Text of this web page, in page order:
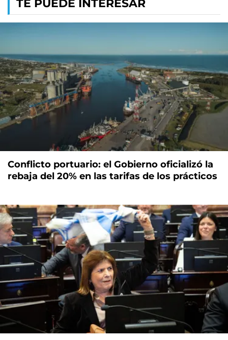
TE PUEDE INTERESAR
Conflicto portuario: el Gobierno oficializó la
rebaja del 20% en las tarifas de los prácticos